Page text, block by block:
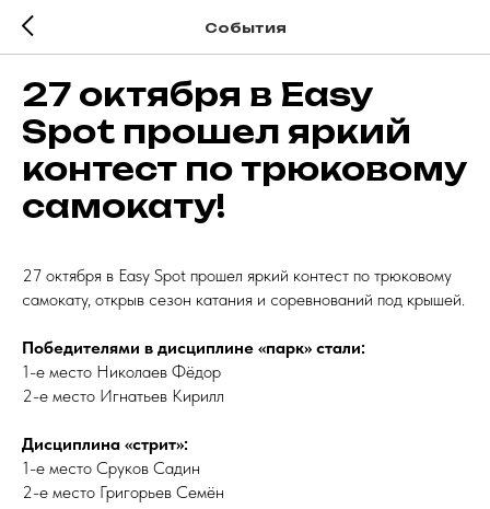
Cобытия
27 октября в Easy
Spot прошел яркий
контест по трюковому
самокату!
27 октября в Easy Spot прошел яркий контест по трюковому
самокату, открыв сезон катания и соревнований под крышей.
Победителями в дисциплине «парк» стали:
1-е место Николаев Фёдор
2-е место Игнатьев Кирилл
Дисциплина «стрит»:
1-е место Сруков Садин
2-е место Григорьев Семён